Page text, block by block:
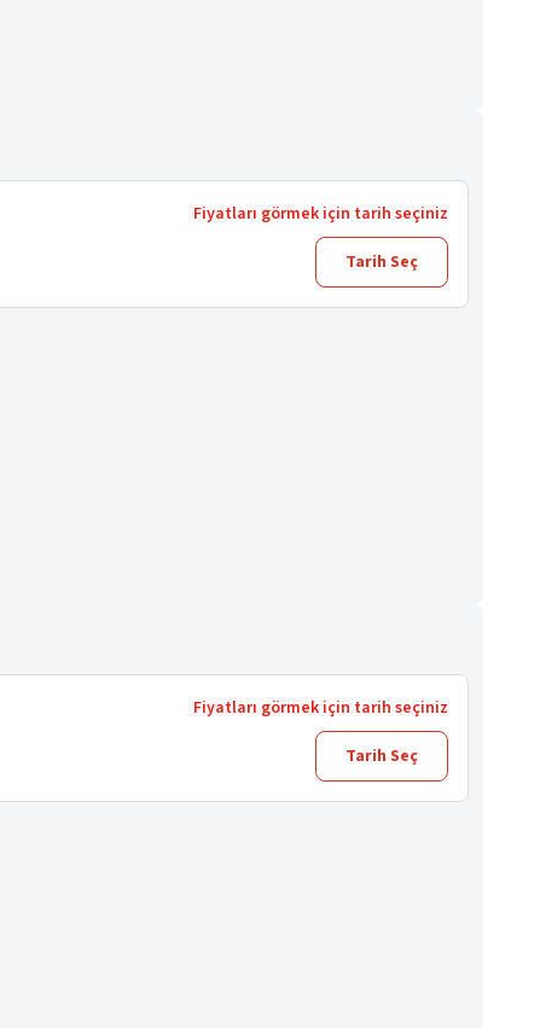
Fiyatları görmek için tarih seçiniz
Tarih Seç
Fiyatları görmek için tarih seçiniz
Tarih Seç